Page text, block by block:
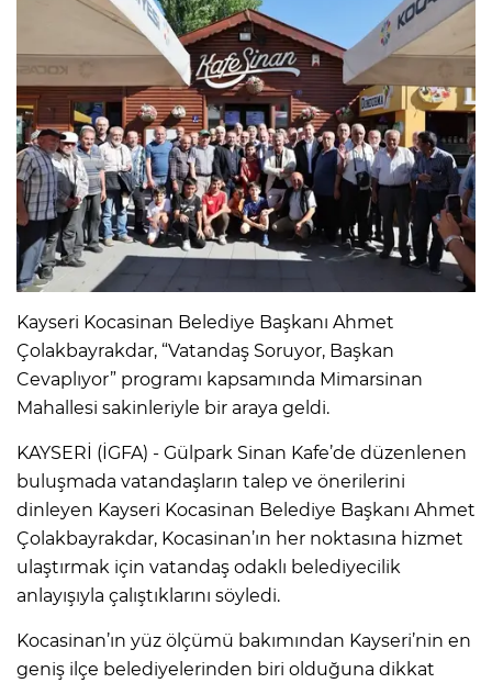
Kayseri Kocasinan Belediye Başkanı Ahmet
Çolakbayrakdar, “Vatandaş Soruyor, Başkan
Cevaplıyor” programı kapsamında Mimarsinan
Mahallesi sakinleriyle bir araya geldi.
KAYSERİ (İGFA) - Gülpark Sinan Kafe’de düzenlenen
buluşmada vatandaşların talep ve önerilerini
dinleyen Kayseri Kocasinan Belediye Başkanı Ahmet
Çolakbayrakdar, Kocasinan’ın her noktasına hizmet
ulaştırmak için vatandaş odaklı belediyecilik
anlayışıyla çalıştıklarını söyledi.
Kocasinan’ın yüz ölçümü bakımından Kayseri’nin en
geniş ilçe belediyelerinden biri olduğuna dikkat